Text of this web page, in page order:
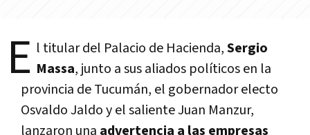
E l titular del Palacio de Hacienda,Sergio
Massa, junto a sus aliados políticos en la
provincia de Tucumán, el gobernador electo
Osvaldo Jaldo y el saliente Juan Manzur,
lanzaron una advertencia a las empresas